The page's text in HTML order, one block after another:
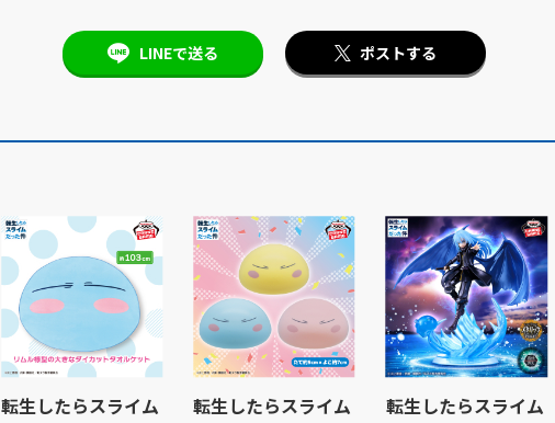
LINEで送る ポストする
転生したらスライム
転生したらスライム
転生したらスライム